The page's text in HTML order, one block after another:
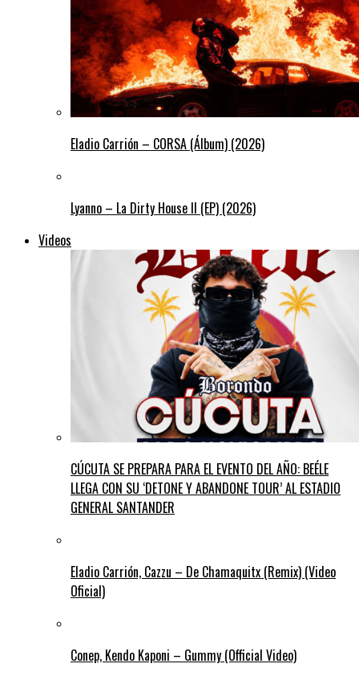
Eladio Carrión – CORSA (Álbum) (2026)
Lyanno – La Dirty House ll (EP) (2026)
Videos
CÚCUTA SE PREPARA PARA EL EVENTO DEL AÑO: BEÉLE
LLEGA CON SU ‘DETONE Y ABANDONE TOUR’ AL ESTADIO
GENERAL SANTANDER
Eladio Carrión, Cazzu – De Chamaquitx (Remix) (Video
Oficial)
Conep, Kendo Kaponi – Gummy (Official Video)